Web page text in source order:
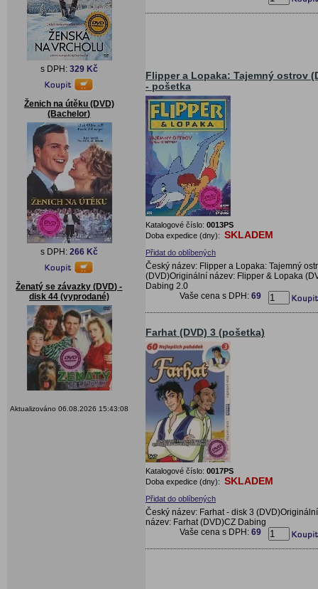
s DPH: 329 Kč
Ženich na útěku (DVD)
(Bachelor)
s DPH: 266 Kč
Ženatý se závazky (DVD) -
disk 44 (vyprodané)
Aktualizováno 06.08.2026 15:43:08
Flipper a Lopaka: Tajemný ostrov
- pošetka
Katalogové číslo: 0013PS
Doba expedice (dny): SKLADEM
Přidat do oblíbených
Český název: Flipper a Lopaka: Tajemný
(DVD)Originální název: Flipper & Lopaka
Dabing 2.0
Vaše cena s DPH: 69
Farhat (DVD) 3 (pošetka)
Katalogové číslo: 0017PS
Doba expedice (dny): SKLADEM
Přidat do oblíbených
Český název: Farhat - disk 3 (DVD)Originální
název: Farhat (DVD)CZ Dabing
Vaše cena s DPH: 69